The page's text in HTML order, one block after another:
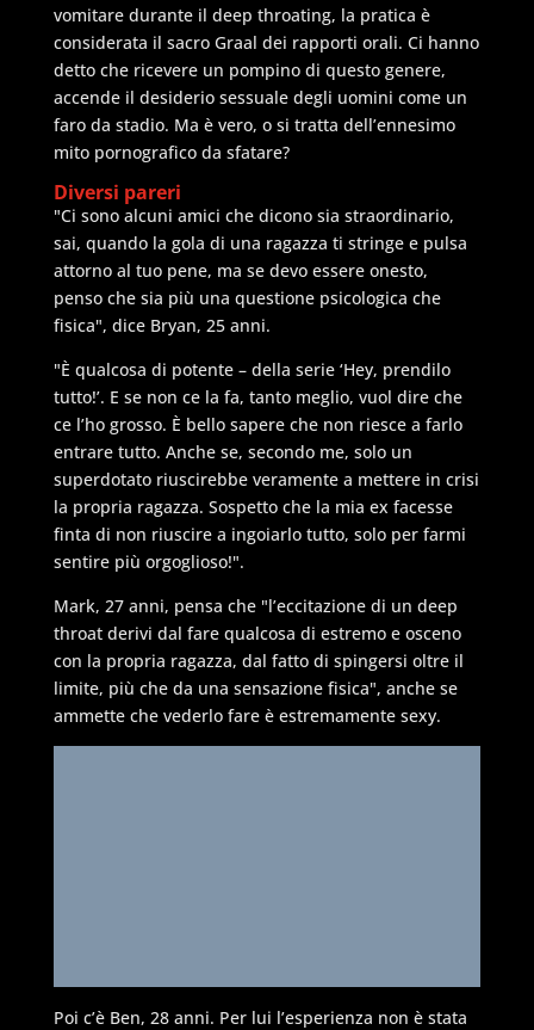
vomitare durante il deep throating, la pratica è
considerata il sacro Graal dei rapporti orali. Ci hanno
detto che ricevere un pompino di questo genere,
accende il desiderio sessuale degli uomini come un
faro da stadio. Ma è vero, o si tratta dell’ennesimo
mito pornografico da sfatare?
Diversi pareri
"Ci sono alcuni amici che dicono sia straordinario,
sai, quando la gola di una ragazza ti stringe e pulsa
attorno al tuo pene, ma se devo essere onesto,
penso che sia più una questione psicologica che
fisica", dice Bryan, 25 anni.
"È qualcosa di potente – della serie ‘Hey, prendilo
tutto!’. E se non ce la fa, tanto meglio, vuol dire che
ce l’ho grosso. È bello sapere che non riesce a farlo
entrare tutto. Anche se, secondo me, solo un
superdotato riuscirebbe veramente a mettere in crisi
la propria ragazza. Sospetto che la mia ex facesse
finta di non riuscire a ingoiarlo tutto, solo per farmi
sentire più orgoglioso!".
Mark, 27 anni, pensa che "l’eccitazione di un deep
throat derivi dal fare qualcosa di estremo e osceno
con la propria ragazza, dal fatto di spingersi oltre il
limite, più che da una sensazione fisica", anche se
ammette che vederlo fare è estremamente sexy.
Poi c’è Ben, 28 anni. Per lui l’esperienza non è stata